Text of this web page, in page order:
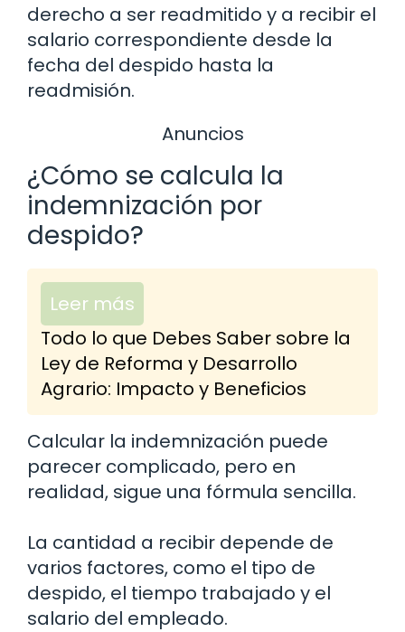
derecho a ser readmitido y a recibir el
salario correspondiente desde la
fecha del despido hasta la
readmisión.
Anuncios
¿Cómo se calcula la
indemnización por
despido?
Leer más
Todo lo que Debes Saber sobre la
Ley de Reforma y Desarrollo
Agrario: Impacto y Beneficios
Calcular la indemnización puede
parecer complicado, pero en
realidad, sigue una fórmula sencilla.
La cantidad a recibir depende de
varios factores, como el tipo de
despido, el tiempo trabajado y el
salario del empleado.